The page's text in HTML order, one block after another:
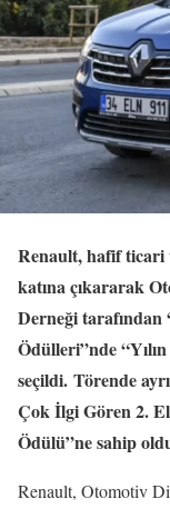
Renault, hafif ticari
katına çıkararak
Derneği
Ödülleri”nde
seçildi. Törende
Çok İlgi Gören 2.
Ödülü”ne sahip
Renault, Otomotiv